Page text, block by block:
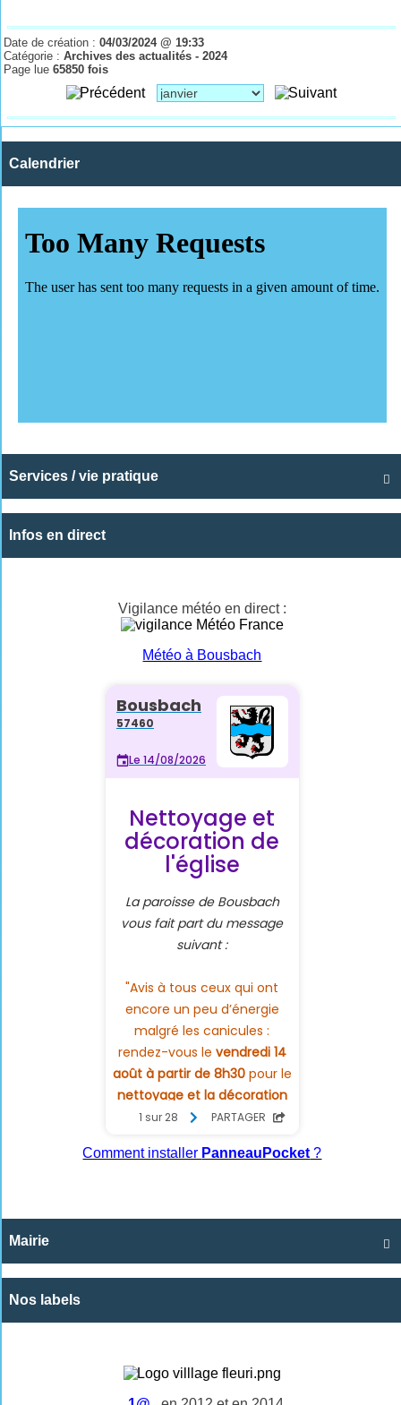
Date de création :04/03/2024 @ 19:33
Catégorie :Archives des actualités - 2024
Page lue65850 fois
Calendrier

Services / vie pratique
Infos en direct
Vigilance météo en direct :
Météo à Bousbach
Comment installer PanneauPocket ?

Mairie
Nos labels